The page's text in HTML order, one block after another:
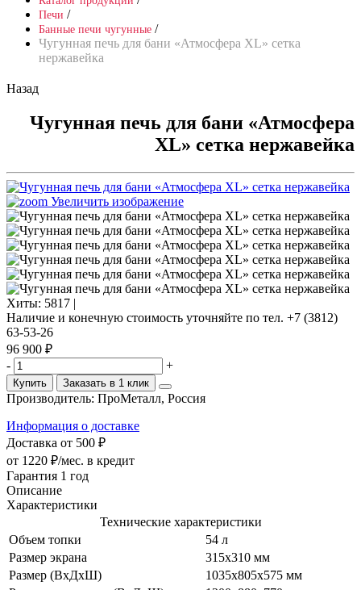
Печи /
Банные печи чугунные /
Чугунная печь для бани «Атмосфера XL» сетка
нержавейка
Назад
Чугунная печь для бани «Атмосфера
XL» сетка нержавейка
Увеличить изображение
Хиты: 5817 |
Наличие и конечную стоимость уточняйте по тел. +7 (3812)
63-53-26
96 900 ₽
-
+
Купить Заказать в 1 клик
Производитель: ПроМеталл, Россия
Информация о доставке
Доставка от 500 ₽
от 1220 ₽/мес. в кредит
Гарантия 1 год
Описание
Характеристики
Технические характеристики
Объем топки
54 л
Размер экрана
315х310 мм
Размер (ВхДхШ)
1035х805х575 мм